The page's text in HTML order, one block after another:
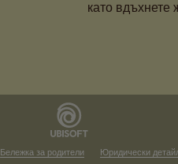
като вдъхнете
Бележка за родители Юридически